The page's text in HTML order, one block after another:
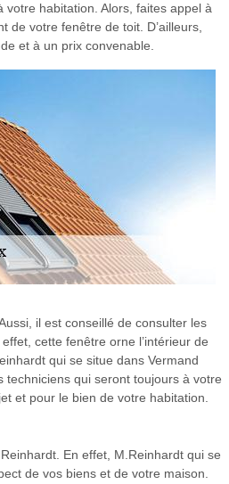
votre habitation. Alors, faites appel à
votre fenêtre de toit. D’ailleurs,
et à un prix convenable.
il est conseillé de consulter les
cette fenêtre orne l’intérieur de
qui se situe dans Vermand
qui seront toujours à votre
et pour le bien de votre habitation.
En effet, M.Reinhardt qui se
de vos biens et de votre maison.